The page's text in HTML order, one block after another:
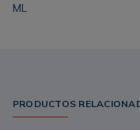
ML
PRODUCTOS